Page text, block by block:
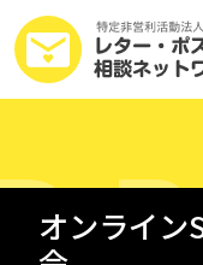
オンライン